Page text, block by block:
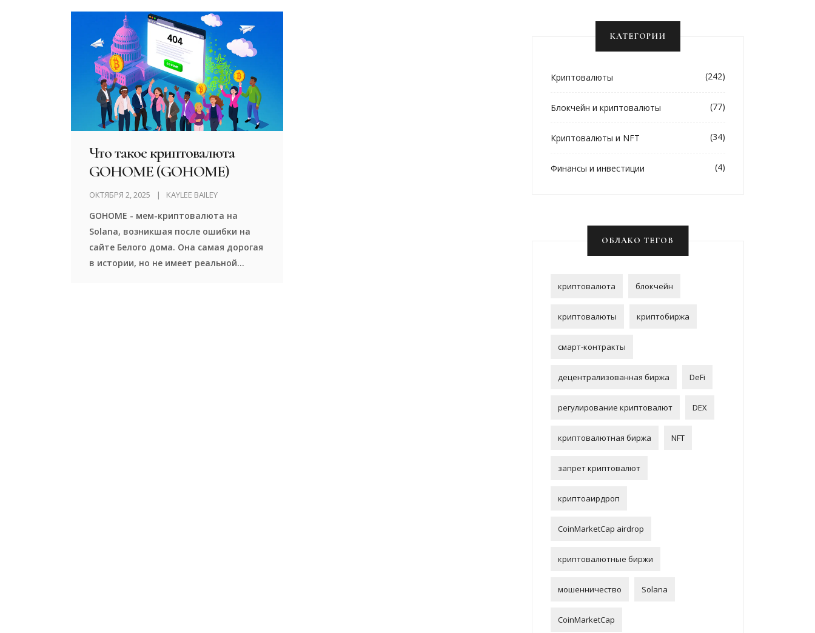
Что такое криптовалюта
GOHOME (GOHOME)
ОКТЯБРЯ 2, 2025 KAYLEE BAILEY
GOHOME - мем-криптовалюта на
Solana, возникшая после ошибки на
сайте Белого дома. Она самая дорогая
в истории, но не имеет реальной
КАТЕГОРИИ
Криптовалюты (242)
Блокчейн и криптовалюты (77)
Криптовалюты и NFT (34)
Финансы и инвестиции (4)
ОБЛАКО ТЕГОВ
криптовалюта блокчейн
криптовалюты криптобиржа
смарт-контракты
децентрализованная биржа DeFi
регулирование криптовалют DEX
криптовалютная биржа NFT
запрет криптовалют
криптоаирдроп
CoinMarketCap airdrop
криптовалютные биржи
мошенничество Solana
CoinMarketCap